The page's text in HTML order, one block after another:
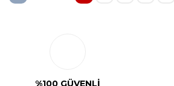
%100 GÜVENLİ